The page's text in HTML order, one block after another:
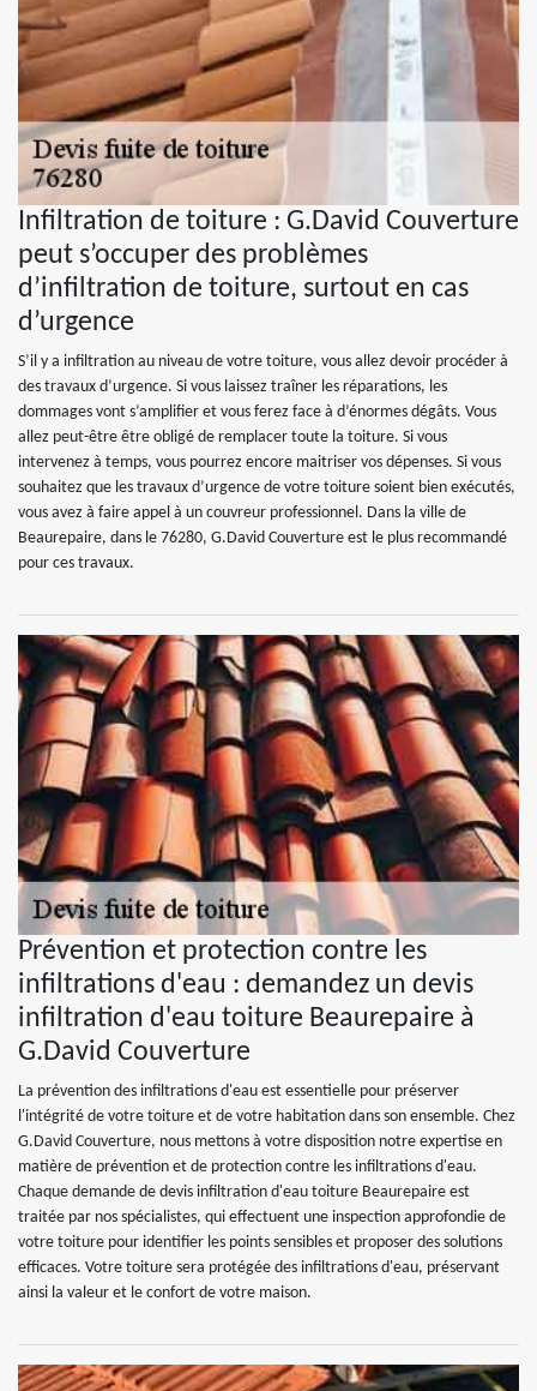
Infiltration de toiture : G.David Couverture
peut s’occuper des problèmes
d’infiltration de toiture, surtout en cas
d’urgence
S’il y a infiltration au niveau de votre toiture, vous allez devoir procéder à
des travaux d’urgence. Si vous laissez traîner les réparations, les
dommages vont s’amplifier et vous ferez face à d’énormes dégâts. Vous
allez peut-être être obligé de remplacer toute la toiture. Si vous
intervenez à temps, vous pourrez encore maitriser vos dépenses. Si vous
souhaitez que les travaux d’urgence de votre toiture soient bien exécutés,
vous avez à faire appel à un couvreur professionnel. Dans la ville de
Beaurepaire, dans le 76280, G.David Couverture est le plus recommandé
pour ces travaux.
Prévention et protection contre les
infiltrations d'eau : demandez un devis
infiltration d'eau toiture Beaurepaire à
G.David Couverture
La prévention des infiltrations d'eau est essentielle pour préserver
l'intégrité de votre toiture et de votre habitation dans son ensemble. Chez
G.David Couverture, nous mettons à votre disposition notre expertise en
matière de prévention et de protection contre les infiltrations d'eau.
Chaque demande de devis infiltration d'eau toiture Beaurepaire est
traitée par nos spécialistes, qui effectuent une inspection approfondie de
votre toiture pour identifier les points sensibles et proposer des solutions
efficaces. Votre toiture sera protégée des infiltrations d'eau, préservant
ainsi la valeur et le confort de votre maison.